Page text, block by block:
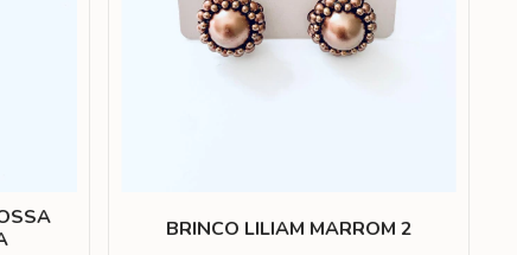
BRINCO LILIAM MARROM 2